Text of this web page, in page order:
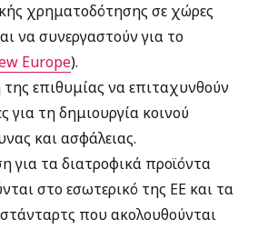
χρηματοδότησης σε χώρες
να συνεργαστούν για το
Europe).
επιθυμίας να επιταχυνθούν
για τη δημιουργία κοινού
και ασφάλειας.
για τα διατροφικά προϊόντα
στο εσωτερικό της ΕΕ και τα
που ακολουθούνται